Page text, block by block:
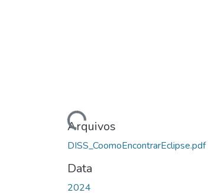
Carregando...
Arquivos
DISS_CoomoEncontrarEclipse.pdf
Data
2024